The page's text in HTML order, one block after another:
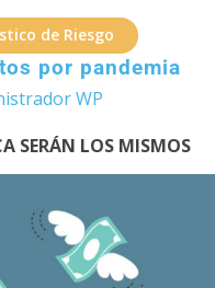
de Riesgo
por pandemia
WP
SERÁN LOS MISMOS